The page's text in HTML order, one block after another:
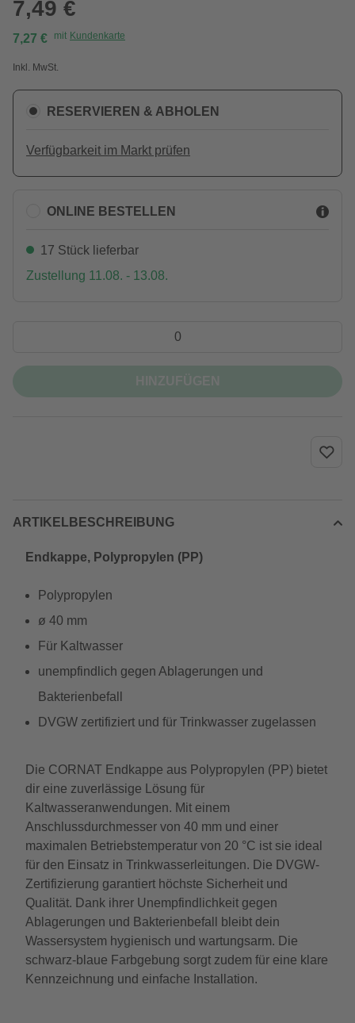
7,49 €
7,27 € mit Kundenkarte
Inkl. MwSt.
RESERVIEREN & ABHOLEN
Verfügbarkeit im Markt prüfen
ONLINE BESTELLEN
17 Stück lieferbar
Zustellung 11.08. - 13.08.
ARTIKELBESCHREIBUNG
Endkappe, Polypropylen (PP)
Polypropylen
ø 40 mm
Für Kaltwasser
unempfindlich gegen Ablagerungen und
Bakterienbefall
DVGW zertifiziert und für Trinkwasser zugelassen
Die CORNAT Endkappe aus Polypropylen (PP) bietet
dir eine zuverlässige Lösung für
Kaltwasseranwendungen. Mit einem
Anschlussdurchmesser von 40 mm und einer
maximalen Betriebstemperatur von 20 °C ist sie ideal
für den Einsatz in Trinkwasserleitungen. Die DVGW-
Zertifizierung garantiert höchste Sicherheit und
Qualität. Dank ihrer Unempfindlichkeit gegen
Ablagerungen und Bakterienbefall bleibt dein
Wassersystem hygienisch und wartungsarm. Die
schwarz-blaue Farbgebung sorgt zudem für eine klare
Kennzeichnung und einfache Installation.